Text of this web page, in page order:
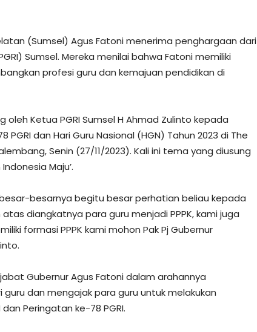
(Sumsel) Agus Fatoni menerima penghargaan dari
Sumsel. Mereka menilai bahwa Fatoni memiliki
profesi guru dan kemajuan pendidikan di
Ketua PGRI Sumsel H Ahmad Zulinto kepada
dan Hari Guru Nasional (HGN) Tahun 2023 di The
Senin (27/11/2023). Kali ini tema yang diusung
Maju’.
besarnya begitu besar perhatian beliau kepada
diangkatnya para guru menjadi PPPK, kami juga
formasi PPPK kami mohon Pak Pj Gubernur
Gubernur Agus Fatoni dalam arahannya
dan mengajak para guru untuk melakukan
Peringatan ke-78 PGRI.